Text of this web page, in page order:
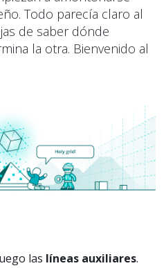
Todo parecía claro al
de saber dónde
la otra. Bienvenido al
las líneas auxiliares.